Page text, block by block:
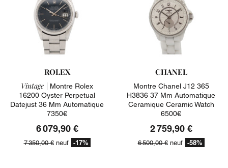
ROLEX
Vintage | Montre Rolex
16200 Oyster Perpetual
Datejust 36 Mm Automatique
7350€
6 079,90 €
7 350,00 €neuf -17%
CHANEL
Montre Chanel J12 365
H3836 37 Mm Automatique
Ceramique Ceramic Watch
6500€
2 759,90 €
6 500,00 €neuf -58%